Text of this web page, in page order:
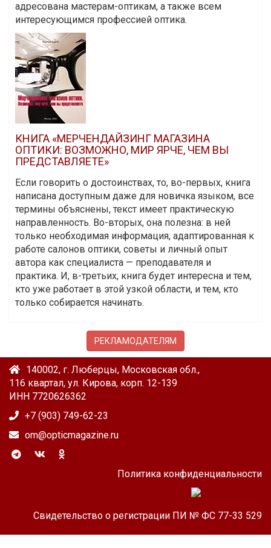
адресована мастерам-оптикам, а также всем
интересующимся профессией оптика.
КНИГА «МЕРЧЕНДАЙЗИНГ МАГАЗИНА
ОПТИКИ: ВОЗМОЖНО, МИР ЯРЧЕ, ЧЕМ ВЫ
ПРЕДСТАВЛЯЕТЕ»
Если говорить о достоинствах, то, во-первых, книга
написана доступным даже для новичка языком, все
термины объяснены, текст имеет практическую
направленность. Во-вторых, она полезна: в ней
только необходимая информация, адаптированная к
работе салонов оптики, советы и личный опыт
автора как специалиста — преподавателя и
практика. И, в-третьих, книга будет интересна и тем,
кто уже работает в этой узкой области, и тем, кто
только собирается начинать.
РЕКЛАМОДАТЕЛЯМ
140002, г. Люберцы, Московская обл.,
116 квартал, ул. Кирова, корп. 12-139
ИНН 7720626362
+7 (903) 749-62-23
om@opticmagazine.ru
Политика конфиденциальности
Свидетельство о регистрации ПИ № ФС 77-33 529